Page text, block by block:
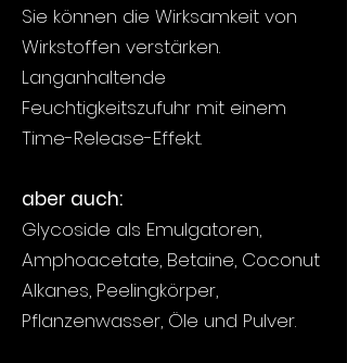
Sie können die Wirksamkeit von
Wirkstoffen verstärken.
Langanhaltende
Feuchtigkeitszufuhr mit einem
Time-Release-Effekt.
aber auch:
Glycoside als Emulgatoren,
Amphoacetate, Betaine, Coconut
Alkanes, Peelingkörper,
Pflanzenwasser, Öle und Pulver.